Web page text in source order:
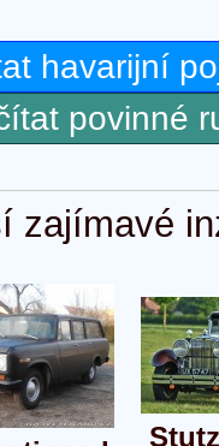
havarijní
povinné
zajímavé